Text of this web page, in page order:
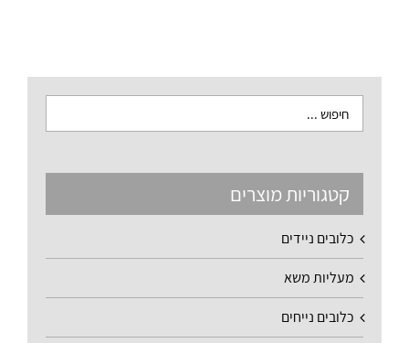
קטגוריות מוצרים
כלובים ניידים
מעליות משא
כלובים נייחים